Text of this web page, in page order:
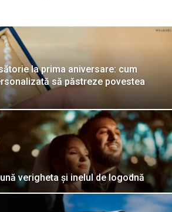
la prima aniversare: cum
să păstreze povestea
verigheta și inelul de logodnă